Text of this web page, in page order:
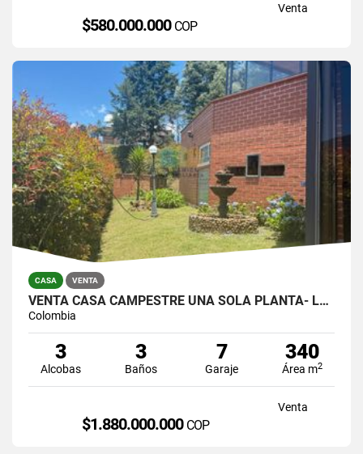
Venta
$580.000.000 COP
CASA VENTA
VENTA CASA CAMPESTRE UNA SOLA PLANTA- LOMA DEL ESCOBERO, ENVIGADO
Colombia
3
Alcobas
3
Baños
7
Garaje
340
Área m2
Venta
$1.880.000.000 COP